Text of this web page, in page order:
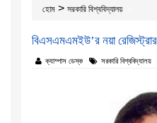
হোম > সরকারি বিশ্ববিদ্যালয়
বিএসএমএমইউ’র নয়া
ক্যাম্পাস ডেস্ক সরকারি বিশ্ববিদ্যালয়